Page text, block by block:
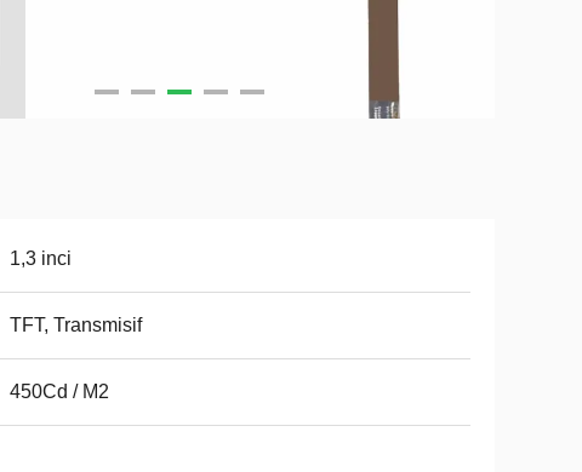
1,3 inci
TFT, Transmisif
450Cd / M2